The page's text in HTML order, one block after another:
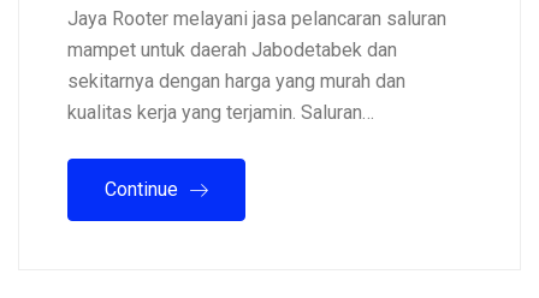
Jaya Rooter melayani jasa pelancaran saluran
mampet untuk daerah Jabodetabek dan
sekitarnya dengan harga yang murah dan
kualitas kerja yang terjamin. Saluran…
Continue